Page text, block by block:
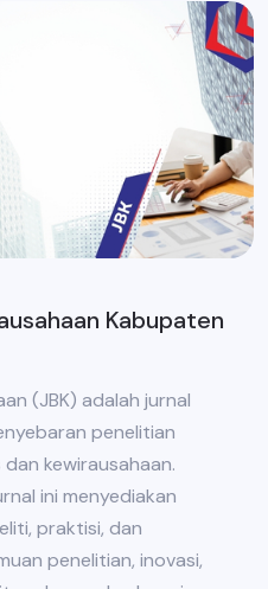
Kabupaten
(JBK) adalah jurnal
penelitian
kewirausahaan.
ini menyediakan
praktisi, dan
penelitian, inovasi,